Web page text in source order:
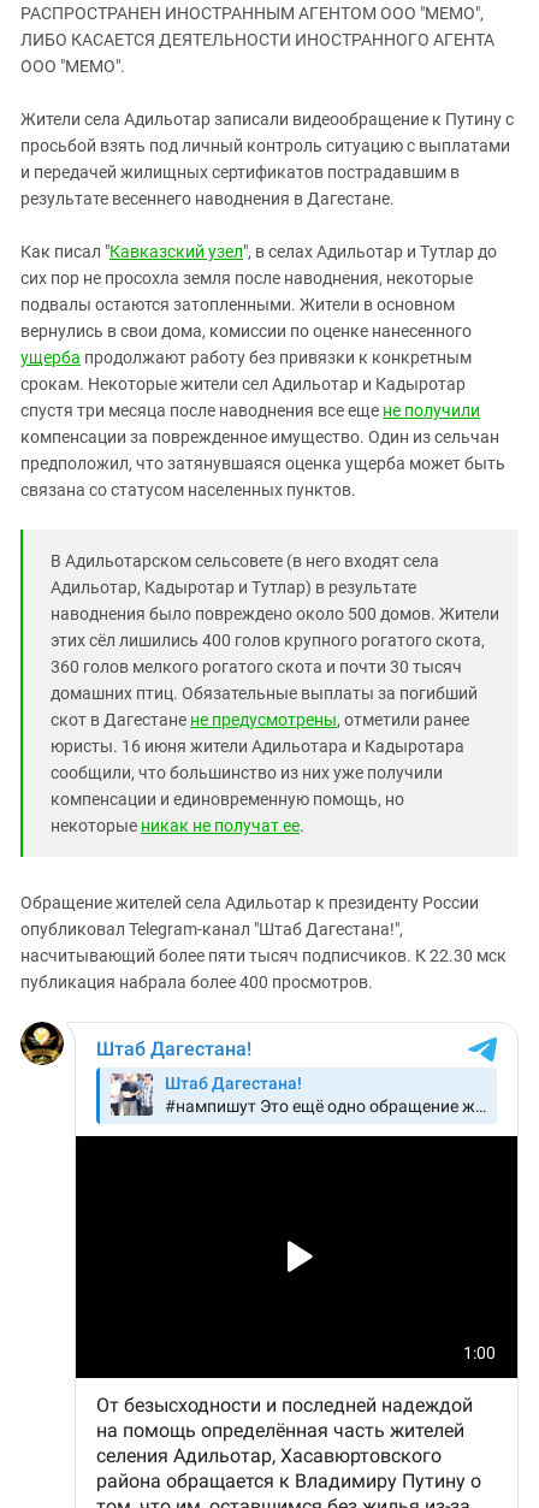
ЗАСТАВЛЯЕТ
КАВКАЗ ЗА ПАЛЕСТИНУ
МОБИЛИЗАЦИЯ И ПРОТЕСТЫ
Дагестан
Ингушетия
Карачаево-Черкесия
Краснодарский край
Нагорный Карабах
Российская Федерация
Ростовская область
Северная Осетия - Алания
СКФО
Ставропольский край
Чечня
ЮФО
РАСПРОСТРАНЕН ИНОСТРАННЫМ АГЕНТОМ ООО "МЕМО",
ЛИБО КАСАЕТСЯ ДЕЯТЕЛЬНОСТИ ИНОСТРАННОГО АГЕНТА
ООО "МЕМО".
Жители села Адильотар записали видеообращение к Путину с
просьбой взять под личный контроль ситуацию с выплатами
и передачей жилищных сертификатов пострадавшим в
результате весеннего наводнения в Дагестане.
Как писал "Кавказский узел", в селах Адильотар и Тутлар до
сих пор не просохла земля после наводнения, некоторые
подвалы остаются затопленными. Жители в основном
вернулись в свои дома, комиссии по оценке нанесенного
ущерба продолжают работу без привязки к конкретным
срокам. Некоторые жители сел Адильотар и Кадыротар
спустя три месяца после наводнения все еще не получили
компенсации за поврежденное имущество. Один из сельчан
предположил, что затянувшаяся оценка ущерба может быть
связана со статусом населенных пунктов.
В Адильотарском сельсовете (в него входят села
Адильотар, Кадыротар и Тутлар) в результате
наводнения было повреждено около 500 домов. Жители
этих сёл лишились 400 голов крупного рогатого скота,
360 голов мелкого рогатого скота и почти 30 тысяч
домашних птиц. Обязательные выплаты за погибший
скот в Дагестане не предусмотрены, отметили ранее
юристы. 16 июня жители Адильотара и Кадыротара
сообщили, что большинство из них уже получили
компенсации и единовременную помощь, но
некоторые никак не получат ее.
Обращение жителей села Адильотар к президенту России
опубликовал Telegram-канал "Штаб Дагестана!",
насчитывающий более пяти тысяч подписчиков. К 22.30 мск
публикация набрала более 400 просмотров.